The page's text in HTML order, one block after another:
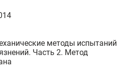
методы испытаний
Часть 2. Метод